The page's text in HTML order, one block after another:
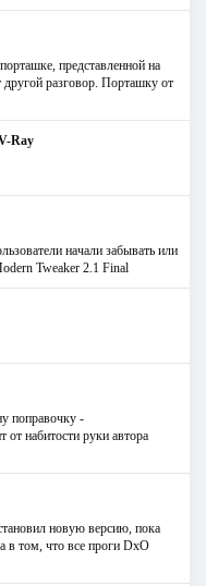
представленной на
разговор. Порташку от
Ray
начали забывать или
Tweaker 2.1 Final
поправочку -
от набитости руки автора
новую версию, пока
в том, что все проги DxO